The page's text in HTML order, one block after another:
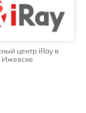
центр iRay в
Ижевске